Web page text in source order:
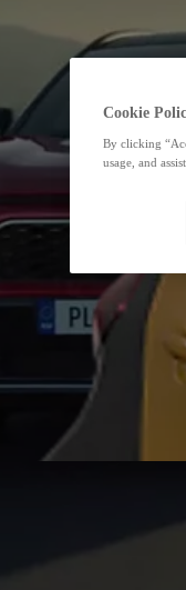
Cookie
By clicking
usage, and